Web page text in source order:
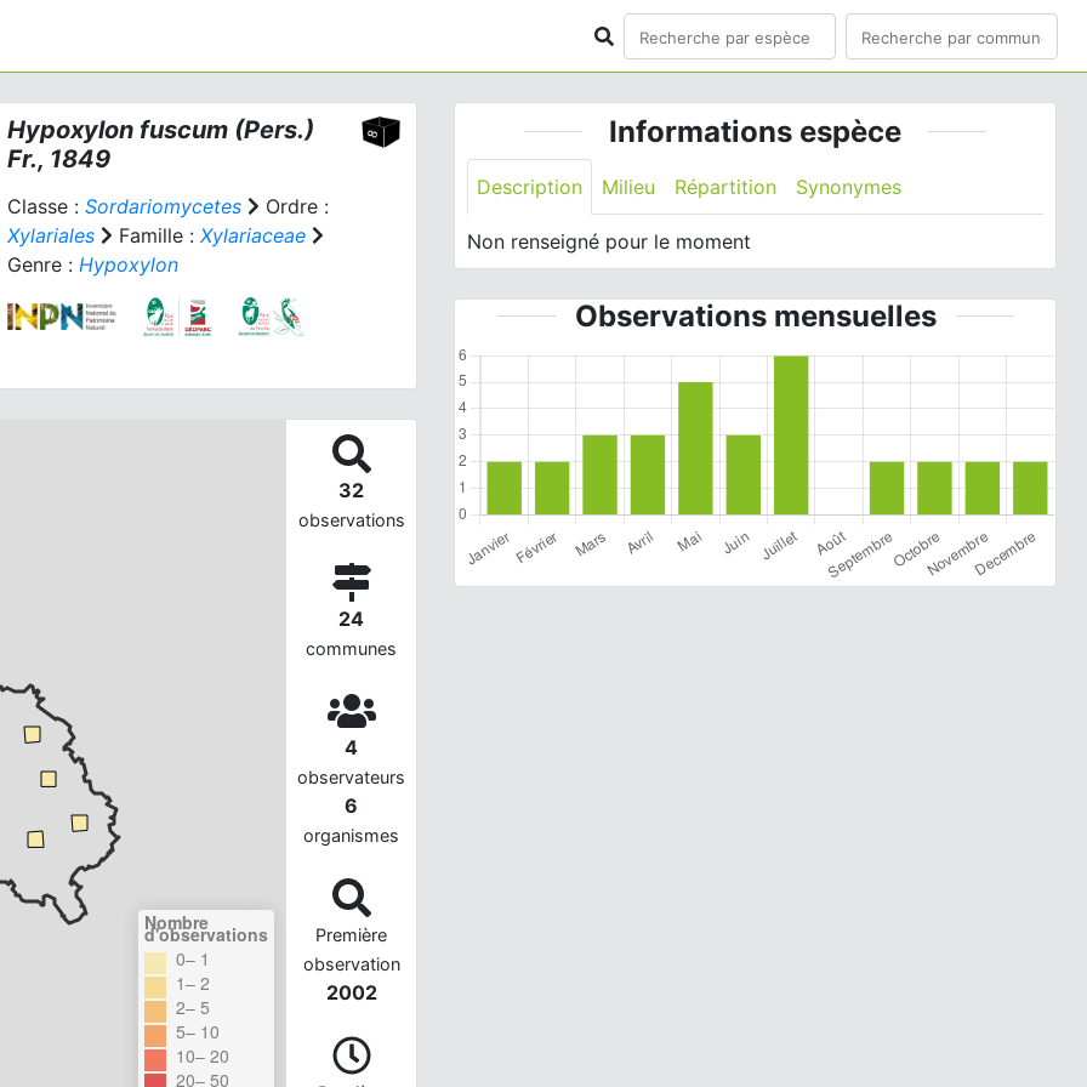
Hypoxylon fuscum(Pers.)
Fr., 1849
Classe : Sordariomycetes
Ordre :
Xylariales
Famille : Xylariaceae
Genre : Hypoxylon
Nombre
d'observations
0– 1
1– 2
2– 5
5– 10
10– 20
20– 50
32
observations
24
communes
4
observateurs
6
organismes
Première
observation
2002
Informations espèce
Description Milieu Répartition Synonymes
Non renseigné pour le moment
Observations mensuelles